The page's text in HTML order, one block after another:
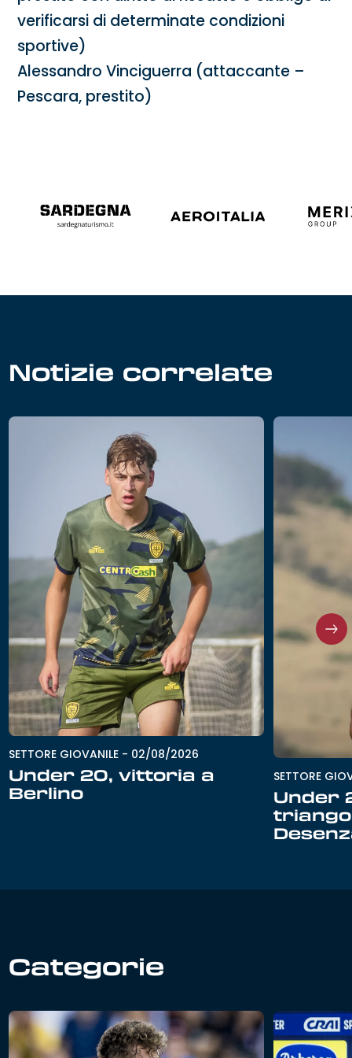
verificarsi di determinate condizioni
sportive)
Alessandro Vinciguerra (attaccante –
Pescara, prestito)
Notizie correlate
SETTORE GIOVANILE - 02/08/2026
Under 20, vittoria a
Berlino
SETTORE
Under
Categorie